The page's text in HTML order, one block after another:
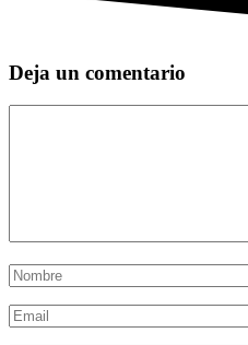
Deja un comentario